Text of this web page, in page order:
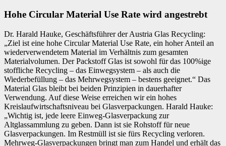
Hohe Circular Material Use Rate wird angestrebt
Dr. Harald Hauke, Geschäftsführer der Austria Glas Recycling:
„Ziel ist eine hohe Circular Material Use Rate, ein hoher Anteil an
wiederverwendetem Material im Verhältnis zum gesamten
Materialvolumen. Der Packstoff Glas ist sowohl für das 100%ige
stoffliche Recycling – das Einwegsystem – als auch die
Wiederbefüllung – das Mehrwegsystem – bestens geeignet.“ Das
Material Glas bleibt bei beiden Prinzipien in dauerhafter
Verwendung. Auf diese Weise erreichen wir ein hohes
Kreislaufwirtschaftsniveau bei Glasverpackungen. Harald Hauke:
„Wichtig ist, jede leere Einweg-Glasverpackung zur
Altglassammlung zu geben. Dann ist sie Rohstoff für neue
Glasverpackungen. Im Restmüll ist sie fürs Recycling verloren.
Mehrweg-Glasverpackungen bringt man zum Handel und erhält das